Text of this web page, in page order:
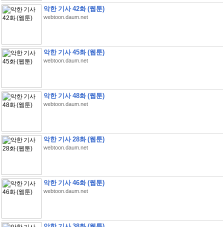
악한 기사 42화 (웹툰)
webtoon.daum.net
악한 기사 45화 (웹툰)
webtoon.daum.net
악한 기사 48화 (웹툰)
webtoon.daum.net
악한 기사 28화 (웹툰)
webtoon.daum.net
악한 기사 46화 (웹툰)
webtoon.daum.net